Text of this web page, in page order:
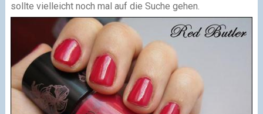
sollte vielleicht noch mal auf die Suche gehen.